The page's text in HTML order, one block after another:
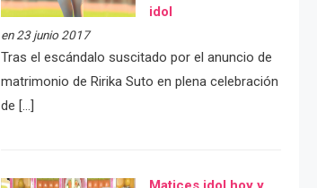
idol
en 23 junio 2017
Tras el escándalo suscitado por el anuncio de
matrimonio de Ririka Suto en plena celebración
de […]